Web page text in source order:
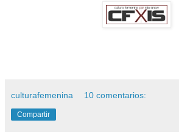
culturafemenina 10 comentarios:
Compartir